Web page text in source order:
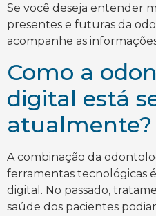
Se você deseja entender
presentes e futuras da
acompanhe as
Como a
digital está
atualmente?
A combinação da
ferramentas tecnológicas
digital. No passado,
saúde dos pacientes